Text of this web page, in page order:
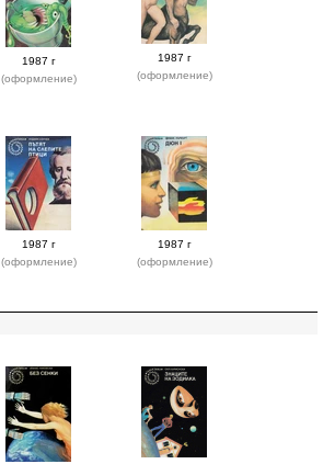
1987 г
(оформление)
1987 г
(оформление)
1987 г
(оформление)
1987 г
(оформление)